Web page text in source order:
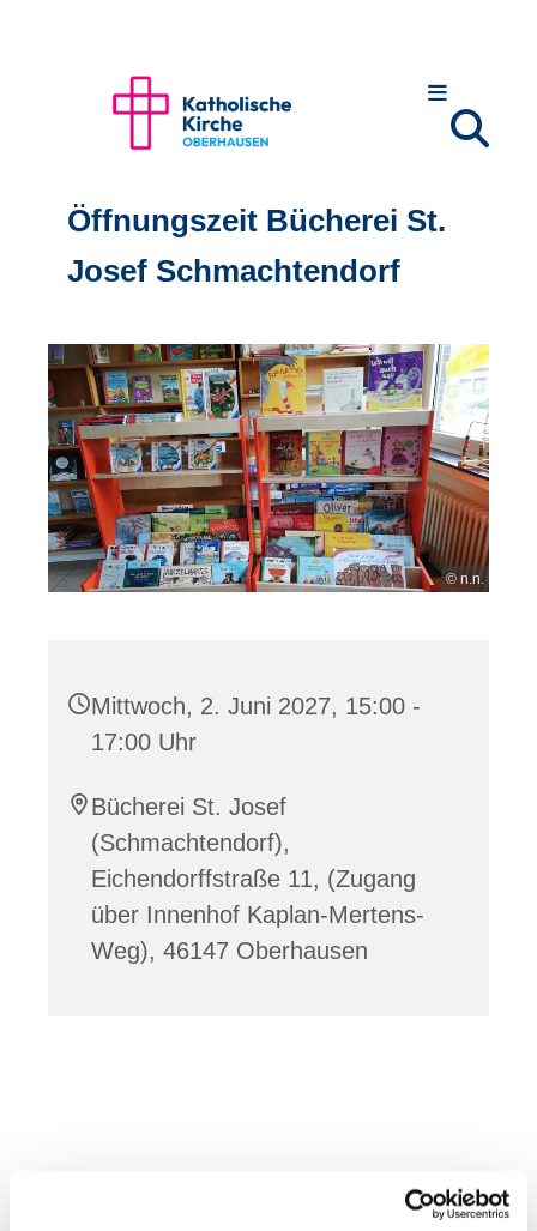
Öffnungszeit Bücherei St.
Josef Schmachtendorf
© n.n.
Mittwoch, 2. Juni 2027, 15:00 -
17:00 Uhr
Bücherei St. Josef
(Schmachtendorf),
Eichendorffstraße 11, (Zugang
über Innenhof Kaplan-Mertens-
Weg), 46147 Oberhausen